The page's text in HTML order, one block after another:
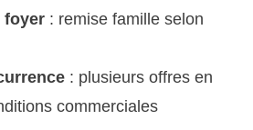
foyer : remise famille selon
: plusieurs offres en
commerciales